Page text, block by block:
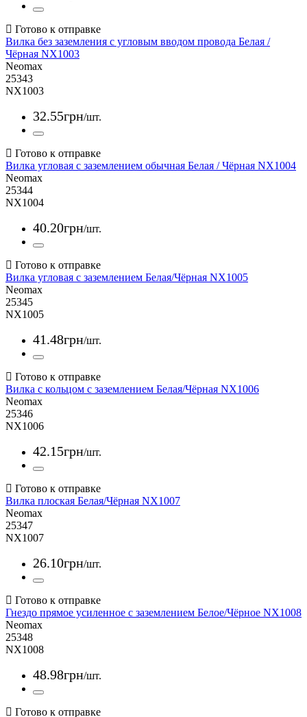
Вилка без заземления с угловым вводом провода Белая /
Чёрная NX1003
Neomax
25343
NX1003
32.55грн/шт.
Вилка угловая с заземлением обычная Белая / Чёрная NX1004
Neomax
25344
NX1004
40.20грн/шт.
Вилка угловая с заземлением Белая/Чёрная NX1005
Neomax
25345
NX1005
41.48грн/шт.
Вилка с кольцом с заземлением Белая/Чёрная NX1006
Neomax
25346
NX1006
42.15грн/шт.
Вилка плоская Белая/Чёрная NX1007
Neomax
25347
NX1007
26.10грн/шт.
Гнездо прямое усиленное с заземлением Белое/Чёрное NX1008
Neomax
25348
NX1008
48.98грн/шт.